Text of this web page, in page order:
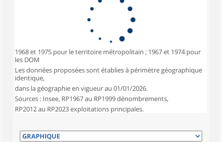
1968 et 1975 pour le territoire métropolitain ; 1967 et 1974 pour
les DOM
Les données proposées sont établies à périmètre géographique
identique,
dans la géographie en vigueur au 01/01/2026.
Sources : Insee, RP1967 au RP1999 dénombrements,
RP2012 au RP2023 exploitations principales.